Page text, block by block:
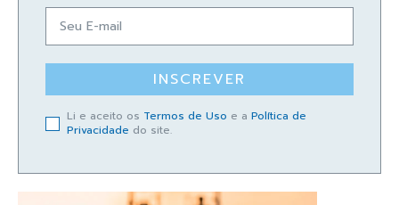
INSCREVER
Li e aceito os Termos de Uso e a Política de
Privacidade do site.